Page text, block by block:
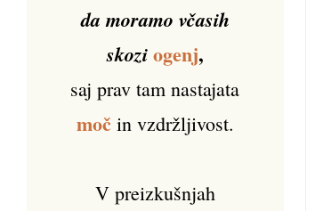
da moramo včasih
skozi ogenj,
saj prav tam nastajata
močin vzdržljivost.
V preizkušnjah